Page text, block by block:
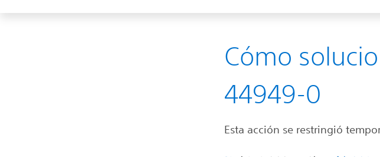
Cómo
44949-0
Esta acción se restringió